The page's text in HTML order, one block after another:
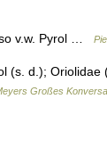
v.w. Pyrol …
(s. d.); Oriolidae
Großes